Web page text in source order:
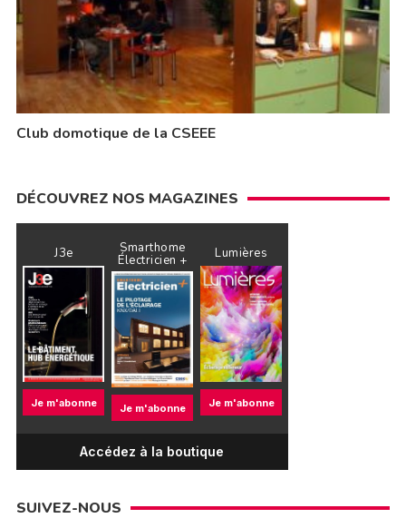
Club domotique de la CSEEE
DÉCOUVREZ NOS MAGAZINES
J3e
Je m'abonne
Smarthome
Électricien +
Je m'abonne
Lumières
Je m'abonne
Accédez à la boutique
SUIVEZ-NOUS